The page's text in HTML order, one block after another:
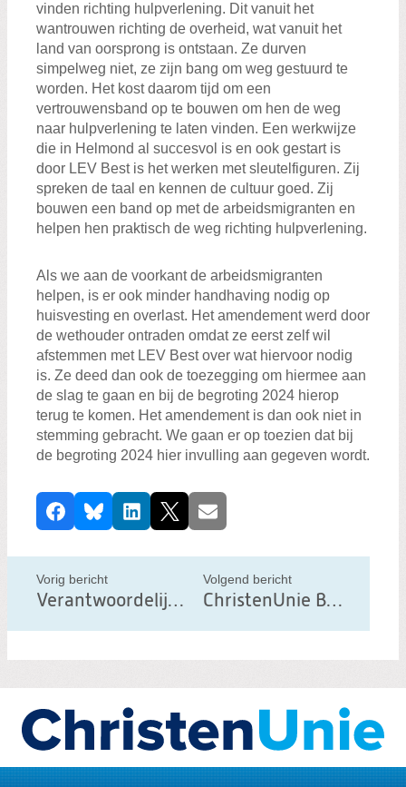
vinden richting hulpverlening. Dit vanuit het
wantrouwen richting de overheid, wat vanuit het
land van oorsprong is ontstaan. Ze durven
simpelweg niet, ze zijn bang om weg gestuurd te
worden. Het kost daarom tijd om een
vertrouwensband op te bouwen om hen de weg
naar hulpverlening te laten vinden. Een werkwijze
die in Helmond al succesvol is en ook gestart is
door LEV Best is het werken met sleutelfiguren. Zij
spreken de taal en kennen de cultuur goed. Zij
bouwen een band op met de arbeidsmigranten en
helpen hen praktisch de weg richting hulpverlening.
Als we aan de voorkant de arbeidsmigranten
helpen, is er ook minder handhaving nodig op
huisvesting en overlast. Het amendement werd door
de wethouder ontraden omdat ze eerst zelf wil
afstemmen met LEV Best over wat hiervoor nodig
is. Ze deed dan ook de toezegging om hiermee aan
de slag te gaan en bij de begroting 2024 hierop
terug te komen. Het amendement is dan ook niet in
stemming gebracht. We gaan er op toezien dat bij
de begroting 2024 hier invulling aan gegeven wordt.
D
e
e
l
d
r
i
c
FacebookBlueskyLinkedIn
X E-mail
Vorig bericht
Verantwoordelijkheid nemen
Volgend bericht
ChristenUnie Best volop actief – én nu ook weer online